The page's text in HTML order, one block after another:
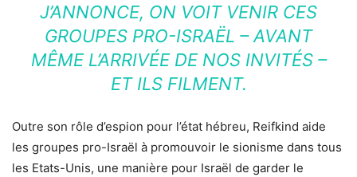
J’ANNONCE, ON VOIT VENIR CES
GROUPES PRO-ISRAËL – AVANT
MÊME L’ARRIVÉE DE NOS INVITÉS –
ET ILS FILMENT.
Outre son rôle d’espion pour l’état hébreu, Reifkind aide
les groupes pro-Israël à promouvoir le sionisme dans tous
les Etats-Unis, une manière pour Israël de garder le